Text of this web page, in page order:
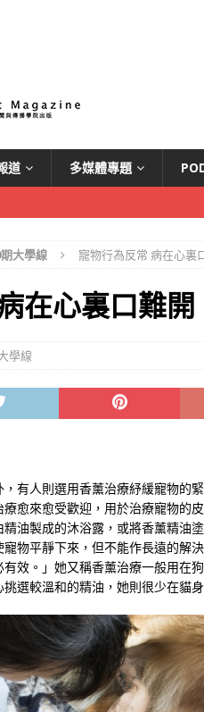
道 多媒體專題
大學線 寵物行為反常 病在心裏
在心裏口難開
學線
有人則選用香薰治療紓緩寵物的
愈來愈受歡迎，用於治療寵物的
油製成的沐浴露，或將香薰精油
物平靜下來，但不能作長遠的解
效。」她又稱香薰治療一般用在
選較溫和的精油，她則很少在貓